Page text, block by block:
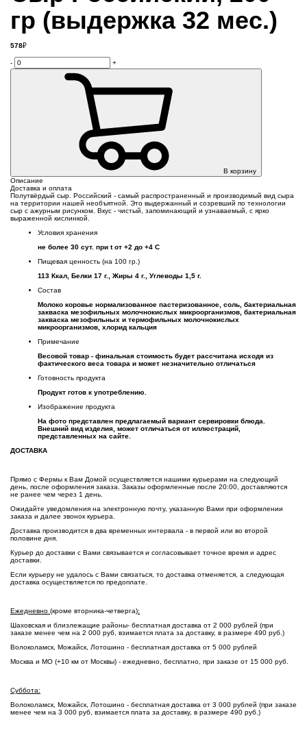
гр (выдержка 32 мес.)
578₽
- +
В корзину
Описание
Доставка и оплата
Полутвёрдый сыр. Российский - самый распространенный и производимый вид сыра
на территории нашей необъятной. Это выдержанный и созревший по технологии
сыр с ажурным рисунком. Вкус - чистый, запоминающий и узнаваемый, с ярко
выраженной кислинкой.
Условия хранения
не более 30 сут. при t от +2 до +4 С
Пищевая ценность (на 100 гр.)
113 Ккал, Белки 17 г., Жиры 4 г., Углеводы 1,5 г.
Состав
Молоко коровье нормализованное пастеризованное, соль, бактериальная
закваска мезофильных молочнокислых микроорганизмов, бактериальная
закваска мезофильных и термофильных молочнокислых
микроорганизмов, хлорид кальция
Примечание
Весовой товар - финальная стоимость будет рассчитана исходя из
фактического веса товара и может незначительно отличаться
Готовность продукта
Продукт готов к употреблению.
Изображение продукта
На фото представлен предлагаемый вариант сервировки блюда.
Внешний вид изделия, может отличаться от иллюстраций,
представленных на сайте.
ДОСТАВКА
Прямо с Фермы к Вам Домой осуществляется нашими курьерами на следующий
день, после оформления заказа. Заказы оформленные после 20:00, доставляются
не ранее чем через 1 день.
Ожидайте уведомления на электронную почту, указанную Вами при оформлении
заказа и далее звонок курьера.
Доставка производится в два временных интервала - в первой или во второй
половине дня.
Курьер до доставки с Вами связывается и согласовывает точное время и адрес
доставки.
Если курьеру не удалось с Вами связаться, то доставка отменяется, а следующая
доставка осуществляется по предоплате.
Ежедневно (кроме вторника-четверга):
Шаховская и близлежащие районы- бесплатная доставка от 2 000 рублей (при
заказе менее чем на 2 000 руб, взимается плата за доставку, в размере 490 руб.)
Волоколамск, Можайск, Лотошино - бесплатная доставка от 5 000 рублей
Москва и МО (+10 км от Москвы) - ежедневно, бесплатно, при заказе от 15 000 руб.
Суббота:
Волоколамск, Можайск, Лотошино - бесплатная доставка от 3 000 рублей (при заказе
менее чем на 3 000 руб, взимается плата за доставку, в размере 490 руб.)